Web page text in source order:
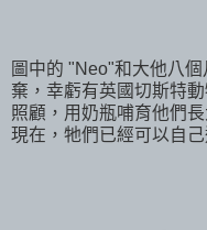
圖中的 "Neo"和大他八
棄，幸虧有英國切斯特
照顧，用奶瓶哺育他們
現在，牠們已經可以自己